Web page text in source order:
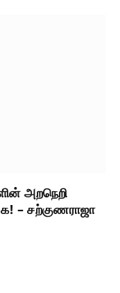
அறநெறி
– சற்குணராஜா